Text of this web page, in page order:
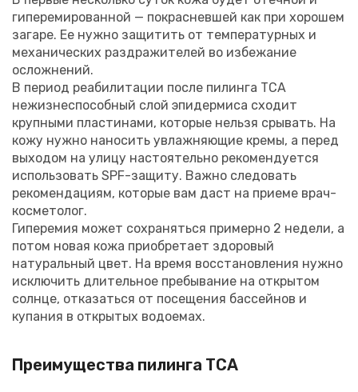
гиперемированной — покрасневшей как при хорошем
загаре. Ее нужно защитить от температурных и
механических раздражителей во избежание
осложнений.
В период реабилитации после пилинга ТСА
нежизнеспособный слой эпидермиса сходит
крупными пластинами, которые нельзя срывать. На
кожу нужно наносить увлажняющие кремы, а перед
выходом на улицу настоятельно рекомендуется
использовать SPF-защиту. Важно следовать
рекомендациям, которые вам даст на приеме врач-
косметолог.
Гиперемия может сохраняться примерно 2 недели, а
потом новая кожа приобретает здоровый
натуральный цвет. На время восстановления нужно
исключить длительное пребывание на открытом
солнце, отказаться от посещения бассейнов и
купания в открытых водоемах.
Преимущества пилинга ТСА